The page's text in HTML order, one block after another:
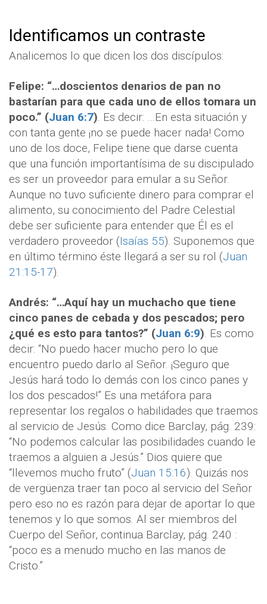
Identificamos un contraste
Analicemos lo que dicen los dos discípulos:
Felipe: “…doscientos denarios de pan no
bastarían para que cada uno de ellos tomara un
poco.” (Juan 6:7). Es decir: …En esta situación y
con tanta gente ¡no se puede hacer nada! Como
uno de los doce, Felipe tiene que darse cuenta
que una función importantísima de su discipulado
es ser un proveedor para emular a su Señor.
Aunque no tuvo suficiente dinero para comprar el
alimento, su conocimiento del Padre Celestial
debe ser suficiente para entender que Él es el
verdadero proveedor (Isaías 55). Suponemos que
en último término éste llegará a ser su rol (Juan
21:15-17).
Andrés: “…Aquí hay un muchacho que tiene
cinco panes de cebada y dos pescados; pero
¿qué es esto para tantos?” (Juan 6:9). Es como
decir: “No puedo hacer mucho pero lo que
encuentro puedo darlo al Señor. ¡Seguro que
Jesús hará todo lo demás con los cinco panes y
los dos pescados!” Es una metáfora para
representar los regalos o habilidades que traemos
al servicio de Jesús. Como dice Barclay, pág. 239:
“No podemos calcular las posibilidades cuando le
traemos a alguien a Jesús.” Dios quiere que
“llevemos mucho fruto” (Juan 15:16). Quizás nos
de vergüenza traer tan poco al servicio del Señor
pero eso no es razón para dejar de aportar lo que
tenemos y lo que somos. Al ser miembros del
Cuerpo del Señor, continua Barclay, pág. 240 :
“poco es a menudo mucho en las manos de
Cristo.”